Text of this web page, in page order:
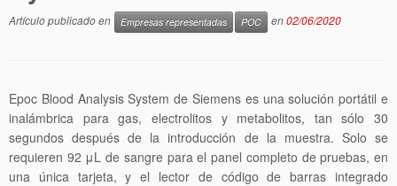
Artículo publicado en Empresas representadas POC en02/06/2020
Epoc Blood Analysis System de Siemens es una solución portátil e
inalámbrica para gas, electrolitos y metabolitos, tan sólo 30
segundos después de la introducción de la muestra. Solo se
requieren 92 μL de sangre para el panel completo de pruebas, en
una única tarjeta, y el lector de código de barras integrado